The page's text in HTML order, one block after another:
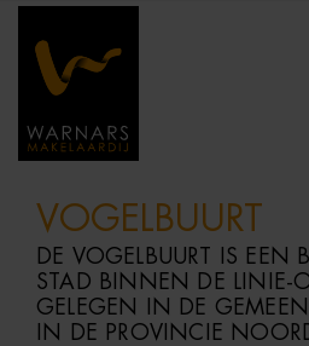
VOGELBUURT
DE VOGELBUURT IS EEN
STAD BINNEN DE LINIE-
GELEGEN
IN DE
IN
DE PROVINCIE